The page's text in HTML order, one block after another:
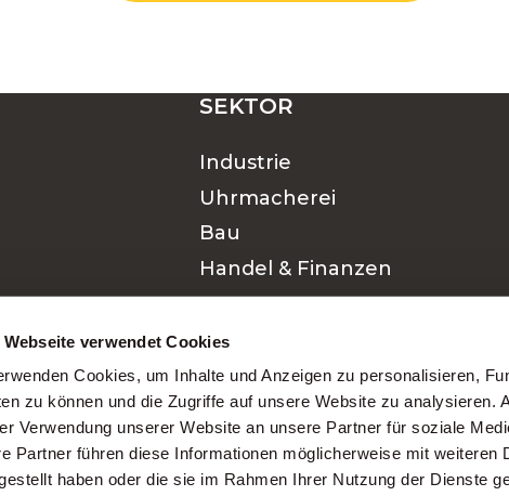
Webseite verwendet Cookies
Cookies, um Inhalte und Anzeigen zu personalisieren,
zu können und die Zugriffe auf unsere Website zu analysieren.
Verwendung unserer Website an unsere Partner für soziale
Partner führen diese Informationen möglicherweise mit weiteren
haben oder die sie im Rahmen Ihrer Nutzung der Dienste
SEKTOR
Industrie
Uhrmacherei
Bau
Handel & Finanzen
Management
Hotellerie & Gastronomie
Finanzen
Medical